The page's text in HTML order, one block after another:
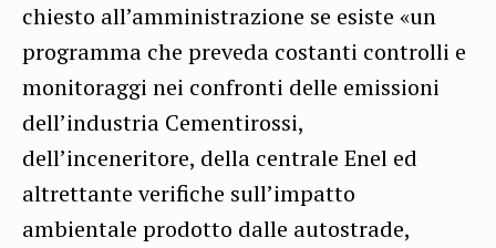
chiesto all’amministrazione se esiste «un
programma che preveda costanti controlli e
monitoraggi nei confronti delle emissioni
dell’industria Cementirossi,
dell’inceneritore, della centrale Enel ed
altrettante verifiche sull’impatto
ambientale prodotto dalle autostrade,